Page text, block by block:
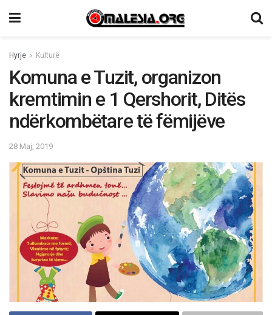
Hyrje Kulturë
Komuna e Tuzit, organizon
kremtimin e 1 Qershorit, Ditës
ndërkombëtare të fëmijëve
28 Maj, 2019